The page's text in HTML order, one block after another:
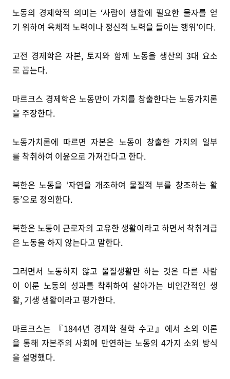
노동의 경제학적 의미는 ‘사람이 생활에 필요한 물자를 얻
기 위하여 육체적 노력이나 정신적 노력을 들이는 행위’이다.
고전 경제학은 자본, 토지와 함께 노동을 생산의 3대 요소
로 꼽는다.
마르크스 경제학은 노동만이 가치를 창출한다는 노동가치론
을 주장한다.
노동가치론에 따르면 자본은 노동이 창출한 가치의 일부
를 착취하여 이윤으로 가져간다고 한다.
북한은 노동을 ‘자연을 개조하여 물질적 부를 창조하는 활
동’으로 정의한다.
북한은 노동이 근로자의 고유한 생활이라고 하면서 착취계급
은 노동을 하지 않는다고 말한다.
그러면서 노동하지 않고 물질생활만 하는 것은 다른 사람
이 이룬 노동의 성과를 착취하여 살아가는 비인간적인 생
활, 기생 생활이라고 평가한다.
마르크스는 『1844년 경제학 철학 수고』에서 소외 이론
을 통해 자본주의 사회에 만연하는 노동의 4가지 소외 방식
을 설명했다.